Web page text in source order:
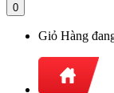
0
Giỏ Hàng